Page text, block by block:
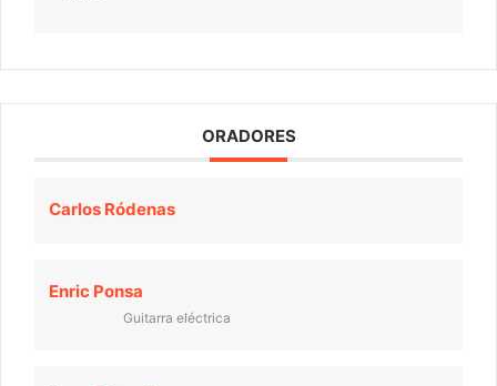
ORADORES
Carlos Ródenas
Enric Ponsa
Guitarra eléctrica